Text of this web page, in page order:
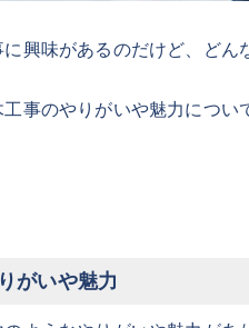
に興味があるのだけど、ど
事のやりがいや魅力につい
がいや魅力